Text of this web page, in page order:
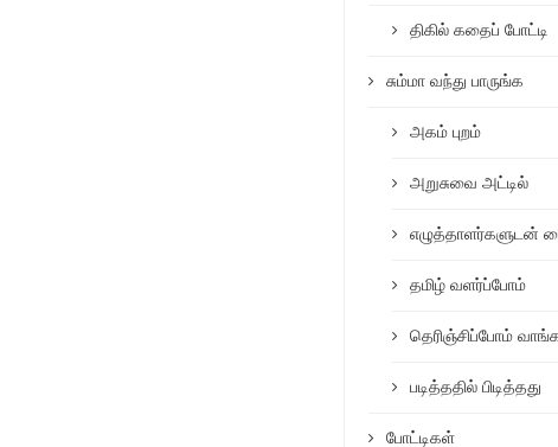
திகில் கதைப் போட்டி
சும்மா வந்து பாருங்க
அகம் புறம்
அறுசுவை அட்டில்
எழுத்தாளர்களுடன்
தமிழ் வளர்ப்போம்
தெரிஞ்சிப்போம்
படித்ததில் பிடித்தது
போட்டிகள்